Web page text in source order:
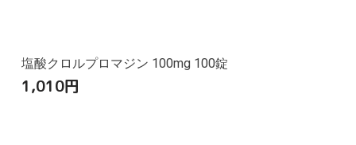
塩酸クロルプロマジン 100mg 100錠
1,010円